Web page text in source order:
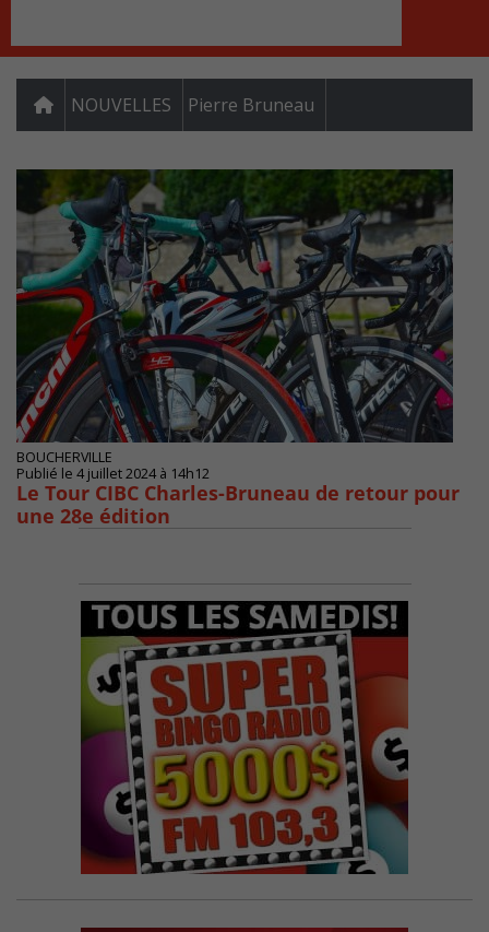
NOUVELLES Pierre Bruneau
BOUCHERVILLE
Publié le 4 juillet 2024 à 14h12
Le Tour CIBC Charles-Bruneau de retour pour
une 28e édition